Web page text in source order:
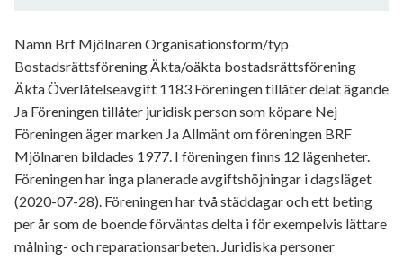
Namn Brf Mjölnaren Organisationsform/typ
Bostadsrättsförening Äkta/oäkta bostadsrättsförening
Äkta Överlåtelseavgift 1183 Föreningen tillåter delat ägande
Ja Föreningen tillåter juridisk person som köpare Nej
Föreningen äger marken Ja Allmänt om föreningen BRF
Mjölnaren bildades 1977. I föreningen finns 12 lägenheter.
Föreningen har inga planerade avgiftshöjningar i dagsläget
(2020-07-28). Föreningen har två städdagar och ett beting
per år som de boende förväntas delta i för exempelvis lättare
målning- och reparationsarbeten. Juridiska personer